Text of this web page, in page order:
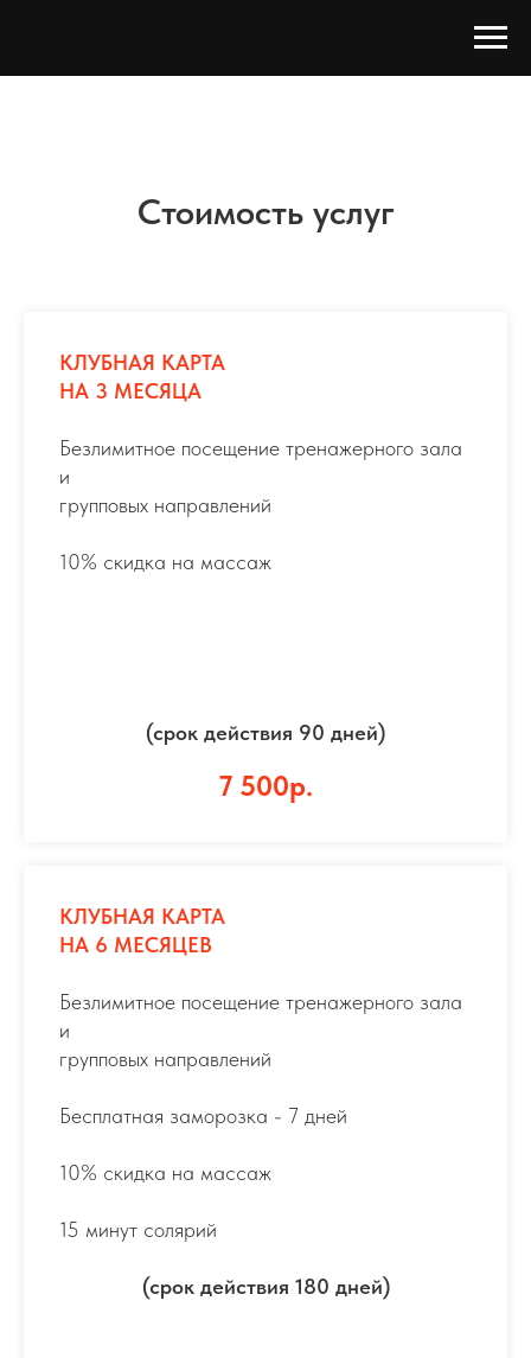
Стоимость услуг
КЛУБНАЯ КАРТА
НА 3 МЕСЯЦА
Безлимитное посещение тренажерного зала
и
групповых направлений
10% скидка на массаж
(срок действия 90 дней)
7 500р.
КЛУБНАЯ КАРТА
НА 6 МЕСЯЦЕВ
Безлимитное посещение тренажерного зала
и
групповых направлений
Бесплатная заморозка - 7 дней
10% скидка на массаж
15 минут солярий
(срок действия 180 дней)